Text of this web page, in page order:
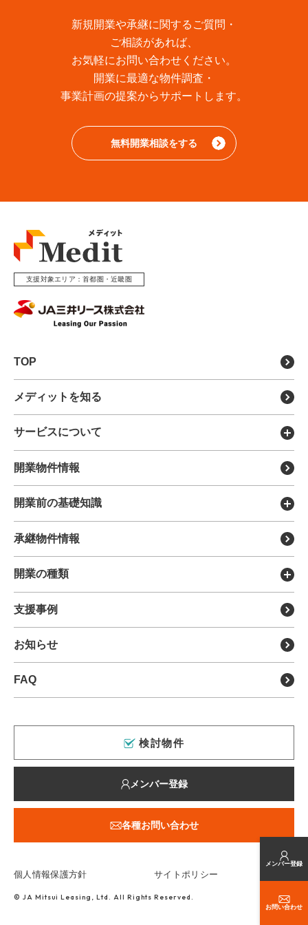
メンバー登録
お問い合わせ
新規開業や承継に関するご質問・
ご相談があれば、
お気軽にお問い合わせください。
開業に最適な物件調査・
事業計画の提案からサポートします。
無料開業相談をする
支援対象エリア 首都圏・近畿圏
TOP
メディットを知る
サービスについて
メディットの特徴
医療モールについて
各種リース
分院・サテライト展開支援
サポート担当について
運営会社について
開業物件情報
開業前の基礎知識
開業のメリット・デメリット
開業までの流れについて
開業までの全体スケジュール
開業医の年収
外来医師多数区域とは
承継物件情報
開業の種類
新規開業支援
クリニックの承継・受継ぎ
支援事例
お知らせ
FAQ
検討物件
メンバー登録
各種お問い合わせ
個人情報保護方針 サイトポリシー
© JA Mitsui Leasing, Ltd. All Rights Reserved.